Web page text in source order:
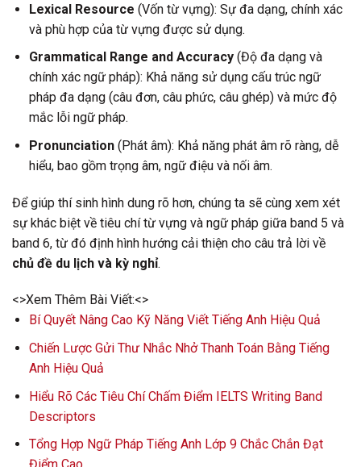
Lexical Resource (Vốn từ vựng): Sự đa dạng, chính xác
và phù hợp của từ vựng được sử dụng.
Grammatical Range and Accuracy(Độ đa dạng và
chính xác ngữ pháp): Khả năng sử dụng cấu trúc ngữ
pháp đa dạng (câu đơn, câu phức, câu ghép) và mức độ
mắc lỗi ngữ pháp.
Pronunciation(Phát âm): Khả năng phát âm rõ ràng, dễ
hiểu, bao gồm trọng âm, ngữ điệu và nối âm.
Để giúp thí sinh hình dung rõ hơn, chúng ta sẽ cùng xem xét
sự khác biệt về tiêu chí từ vựng và ngữ pháp giữa band 5 và
band 6, từ đó định hình hướng cải thiện cho câu trả lời về
chủ đề du lịch và kỳ nghỉ.
<>Xem Thêm Bài Viết:<>
Bí Quyết Nâng Cao Kỹ Năng Viết Tiếng Anh Hiệu Quả
Chiến Lược Gửi Thư Nhắc Nhở Thanh Toán Bằng Tiếng
Anh Hiệu Quả
Hiểu Rõ Các Tiêu Chí Chấm Điểm IELTS Writing Band
Descriptors
Tổng Hợp Ngữ Pháp Tiếng Anh Lớp 9 Chắc Chắn Đạt